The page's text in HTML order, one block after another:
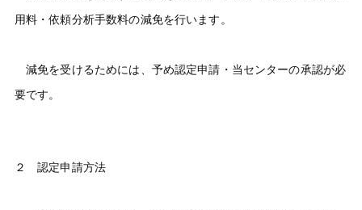
用料・依頼分析手数料の減免を行います。
減免を受けるためには、予め認定申請・当センターの承認が必
要です。
２ 認定申請方法